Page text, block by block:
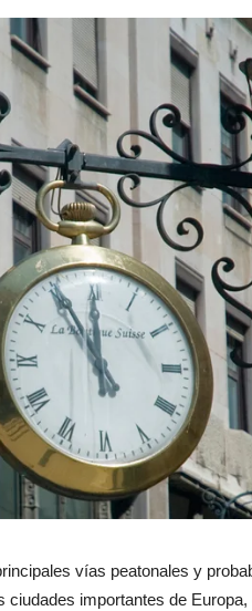
vías peatonales y
ciudades importantes de